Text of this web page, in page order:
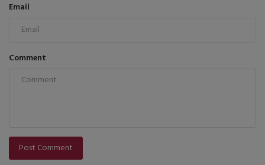
Email
Comment
Post Comment